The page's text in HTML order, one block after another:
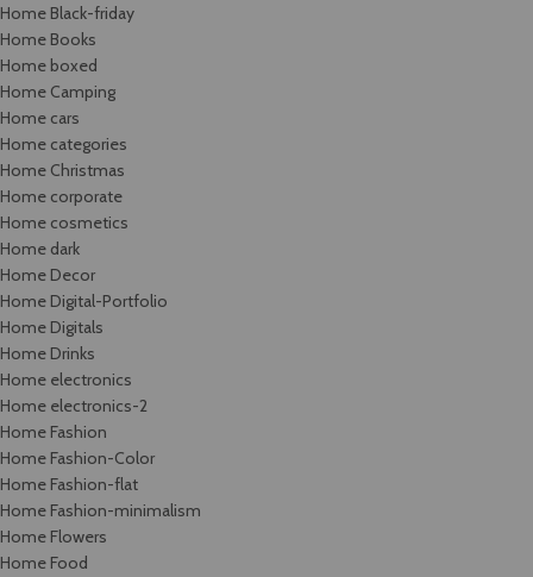
Home Black-friday
Home Books
Home boxed
Home Camping
Home cars
Home categories
Home Christmas
Home corporate
Home cosmetics
Home dark
Home Decor
Home Digital-Portfolio
Home Digitals
Home Drinks
Home electronics
Home electronics-2
Home Fashion
Home Fashion-Color
Home Fashion-flat
Home Fashion-minimalism
Home Flowers
Home Food